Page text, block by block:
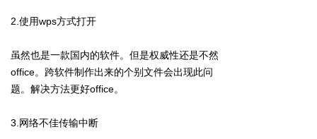
2.使用wps方式打开
虽然也是一款国内的软件。但是权威性还是不然
office。跨软件制作出来的个别文件会出现此问
题。解决方法更好office。
3.网络不佳传输中断